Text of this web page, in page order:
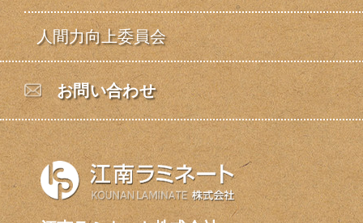
人間力向上委員会
お問い合わせ